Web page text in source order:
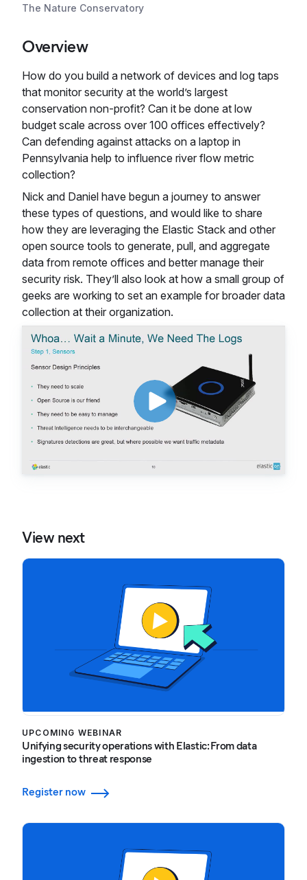
The Nature Conservatory
Overview
How do you build a network of devices and log taps
that monitor security at the world’s largest
conservation non-profit? Can it be done at low
budget scale across over 100 offices effectively?
Can defending against attacks on a laptop in
Pennsylvania help to influence river flow metric
collection?
Nick and Daniel have begun a journey to answer
these types of questions, and would like to share
how they are leveraging the Elastic Stack and other
open source tools to generate, pull, and aggregate
data from remote offices and better manage their
security risk. They’ll also look at how a small group of
geeks are working to set an example for broader data
collection at their organization.
View next
UPCOMING WEBINAR
Unifying security operations with Elastic: From data
ingestion to threat response
Register now